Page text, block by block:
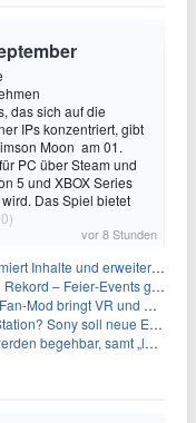
das sich auf die
IPs konzentriert, gibt
Moon am 01.
PC über Steam und
5 und XBOX Series
Das Spiel bietet
vor 8 Stunden
und erweitert Treasure Access
– Feier‑Events gestartet
und Ego-Perspektive nach Kanto
soll neue Einnahmequellen prüfen
samt „lebensgroßem Leon“